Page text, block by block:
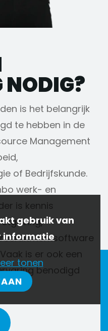
NODIG?
is het belangrijk
te hebben in de
Management
of Bedrijfskunde.
werk- en
is kennis
is er ook een
benodigd
gebruik van
informatie
tonen